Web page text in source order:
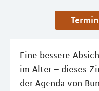
Eine bessere
im Alter – dieses
der Agenda von